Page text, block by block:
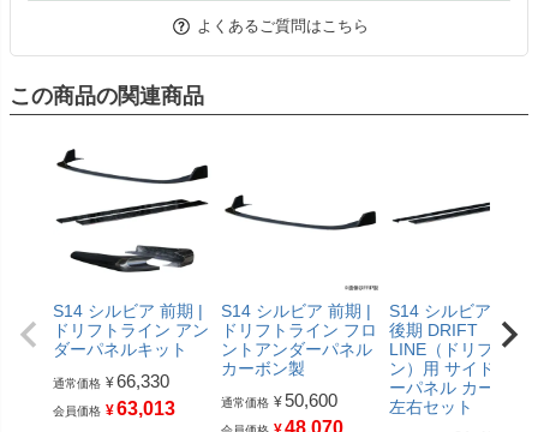
よくあるご質問はこちら
この商品の関連商品
S14 シルビア 前期 |
ドリフトライン アン
ダーパネルキット
通常価格 ¥66,330
会員価格 ¥63,013
S14 シルビア 前期 |
ドリフトライン フロ
ントアンダーパネル
カーボン製
通常価格 ¥50,600
S14 シルビア 前期
後期 DRIFT
LINE（ドリフトラ
ン）用 サイドアン
ーパネル カーボン
左右セット